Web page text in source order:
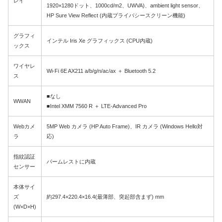
1920×1280ドット、1000cd/m2、UWVA)、ambient light sensor、
HP Sure View Reflect (内蔵プライバシースクリーン機能)
グラフィ
ックス
インテル Iris Xe グラフィックス (CPU内蔵)
ワイヤレ
ス
Wi-Fi 6E AX211 a/b/g/n/ac/ax ＋ Bluetooth 5.2
WWAN
■なし
■Intel XMM 7560 R ＋ LTE-Advanced Pro
Webカメ
ラ
5MP Web カメラ (HP Auto Frame)、IR カメラ (Windows Hello対
応)
指紋認証
センサー
パームレストに内蔵
本体サイ
ズ
(W×D×H)
約297.4×220.4×16.4(最薄部、突起部含まず) mm